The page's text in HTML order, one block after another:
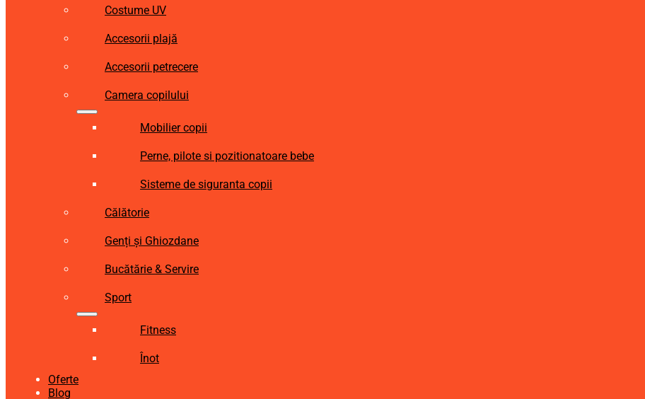
Costume UV
Accesorii plajă
Accesorii petrecere
Camera copilului
Mobilier copii
Perne, pilote si pozitionatoare bebe
Sisteme de siguranta copii
Călătorie
Genți și Ghiozdane
Bucătărie & Servire
Sport
Fitness
Înot
Oferte
Blog